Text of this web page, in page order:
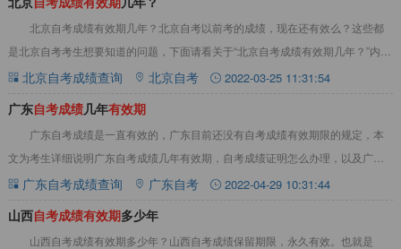
北京自考成绩有效期几年？北京自考以前考的成绩，现在还有效么？这些都
是北京自考考生想要知道的问题，下面请看关于“北京自考成绩有效期几年？”内
容。一、北京自考成绩有效期几年？北京自考的
北京自考成绩查询 北京自考 2022-03-25 11:31:54
广东自考成绩几年有效期
广东自考成绩是一直有效的，广东目前还没有自考成绩有效期限的规定，本
文为考生详细说明广东自考成绩几年有效期，自考成绩证明怎么办理，以及广东
自考有时间限制吗等内容，详情见下文：一、广东
广东自考成绩查询 广东自考 2022-04-29 10:31:44
山西自考成绩有效期多少年
山西自考成绩有效期多少年？山西自考成绩保留期限，永久有效。也就是